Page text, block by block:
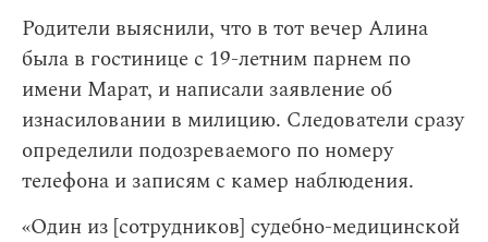
Родители выяснили, что в тот вечер Алина
была в гостинице с 19-летним парнем по
имени Марат, и написали заявление об
изнасиловании в милицию. Следователи сразу
определили подозреваемого по номеру
телефона и записям с камер наблюдения.
«Один из [сотрудников] судебно-медицинской